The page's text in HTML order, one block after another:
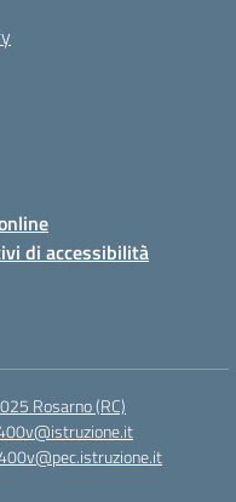
di accessibilità
Rosarno (RC)